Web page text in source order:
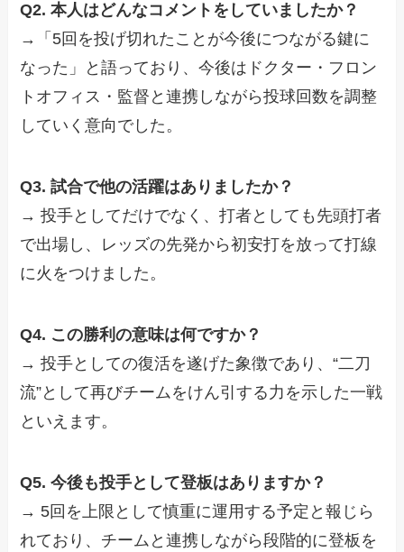
Q2. 本人はどんなコメントをしていましたか？
→「5回を投げ切れたことが今後につながる鍵に
なった」と語っており、今後はドクター・フロン
トオフィス・監督と連携しながら投球回数を調整
していく意向でした。
Q3. 試合で他の活躍はありましたか？
→ 投手としてだけでなく、打者としても先頭打者
で出場し、レッズの先発から初安打を放って打線
に火をつけました。
Q4. この勝利の意味は何ですか？
→ 投手としての復活を遂げた象徴であり、“二刀
流”として再びチームをけん引する力を示した一戦
といえます。
Q5. 今後も投手として登板はありますか？
→ 5回を上限として慎重に運用する予定と報じら
れており、チームと連携しながら段階的に登板を